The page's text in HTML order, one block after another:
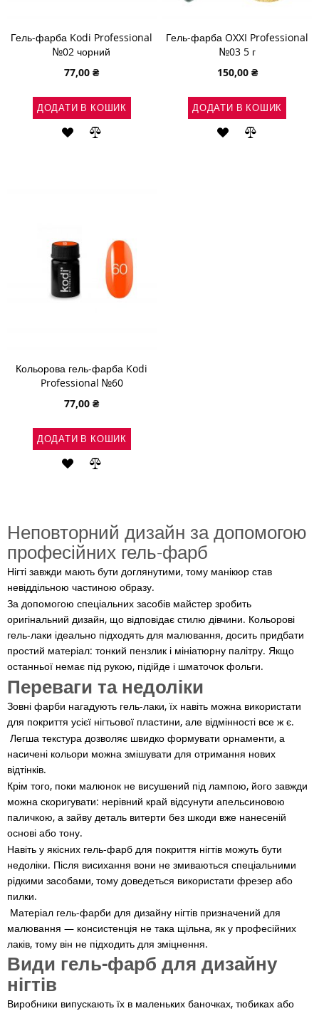
Гель-фарба Kodi Professional
№02 чорний
77,00 ₴
ДОДАТИ В КОШИК
ДОДАТИ
Гель-фарба OXXI Professional
№03 5 г
150,00 ₴
ДОДАТИ В КОШИК
ДОДАТИ
Кольорова гель-фарба Kodi
Professional №60
77,00 ₴
ДОДАТИ В КОШИК
ДОДАТИ
БАЖАНЬ
Неповторний дизайн за допомогою
професійних гель-фарб
Нігті завжди мають бути доглянутими, тому манікюр став
невіддільною частиною образу.
За допомогою спеціальних засобів майстер зробить
оригінальний дизайн, що відповідає стилю дівчини. Кольорові
гель-лаки ідеально підходять для малювання, досить придбати
простий матеріал: тонкий пензлик і мініатюрну палітру. Якщо
останньої немає під рукою, підійде і шматочок фольги.
Переваги та недоліки
Зовні фарби нагадують гель-лаки, їх навіть можна використати
для покриття усієї нігтьової пластини, але відмінності все ж є.
Легша текстура дозволяє швидко формувати орнаменти, а
насичені кольори можна змішувати для отримання нових
відтінків.
Крім того, поки малюнок не висушений під лампою, його завжди
можна скоригувати: нерівний край відсунути апельсиновою
паличкою, а зайву деталь витерти без шкоди вже нанесеній
основі або тону.
Навіть у якісних гель-фарб для покриття нігтів можуть бути
недоліки. Після висихання вони не змиваються спеціальними
рідкими засобами, тому доведеться використати фрезер або
пилки.
Матеріал гель-фарби для дизайну нігтів призначений для
малювання — консистенція не така щільна, як у професійних
лаків, тому він не підходить для зміцнення.
Види гель-фарб для дизайну
нігтів
Виробники випускають їх в маленьких баночках, тюбиках або